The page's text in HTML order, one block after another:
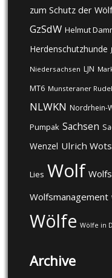
zum Schutz der
GzSdW Helmut
Herdenschutzhunde
Niedersachsen LJN
MT6 Munsteraner Rudel
NLWKN Nordrhein-
Pumpak Sachsen
Wenzel Ulrich
Lies Wolf
Wolfsmanagement
Wölfe Wölfe in
Archive